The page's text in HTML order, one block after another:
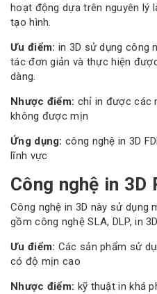
hoạt động dựa trên nguyên lý
tạo hình.
Ưu điểm: in 3D sử dụng công
tác đơn giản và thực hiện
dàng.
Nhược điểm: chỉ in được các
không được mịn
Ứng dụng: công nghệ in 3D
lĩnh vực
Công nghệ in 3D
Công nghệ in 3D này sử dụng
gồm công nghệ SLA, DLP, in 3D
Ưu điểm: Các sản phẩm sử
có độ mịn cao
Nhược điểm: kỹ thuật in khá